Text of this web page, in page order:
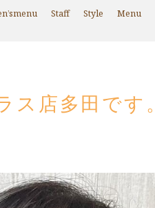
Staff Style
Menu
ス店多田です。